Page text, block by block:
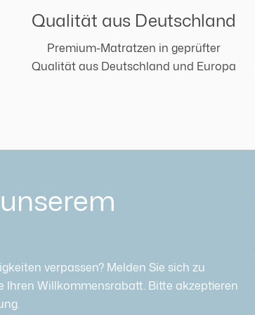
Qualität aus Deutschland
Premium-Matratzen in geprüfter
Qualität aus Deutschland und Europa
verpassen? Melden Sie sich zu
Ihren Willkommensrabatt. Bitte akzeptieren